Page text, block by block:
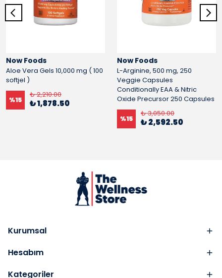
Now Foods
Aloe Vera Gels 10,000 mg ( 100
softjel )
%15
₺ 2,210.00
₺ 1,878.50
Now Foods
L-Arginine, 500 mg, 250
Veggie Capsules
Conditionally EAA & Nitric
Oxide Precursor 250 Capsules
%15
₺ 3,050.00
₺ 2,592.50
Kurumsal
Hesabım
Kategoriler